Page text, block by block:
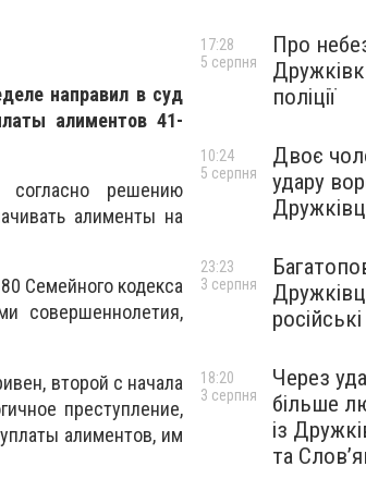
направил в суд
алиментов 41-
согласно решению
алименты на
Семейного кодекса
совершеннолетия,
второй с начала
преступление,
алиментов, им
Про
поліції
17:28
5 серпня
Двоє
удару
10:24
5 серпня
23:23
3 серпня
Через
більше
із
та
18:20
3 серпня